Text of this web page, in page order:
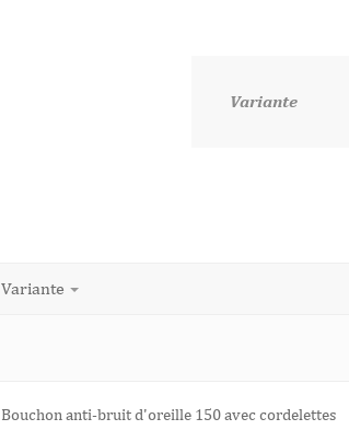
Variante
Variante
Bouchon anti-bruit d'oreille 150 avec cordelettes